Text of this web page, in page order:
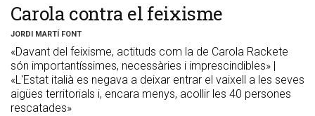
Carola contra el feixisme
JORDI MARTÍ FONT
«Davant del feixisme, actituds com la de Carola Rackete
són importantíssimes, necessàries i imprescindibles» |
«L'Estat italià es negava a deixar entrar el vaixell a les seves
aigües territorials i, encara menys, acollir les 40 persones
rescatades»